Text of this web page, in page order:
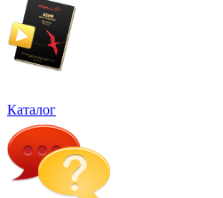
Каталог